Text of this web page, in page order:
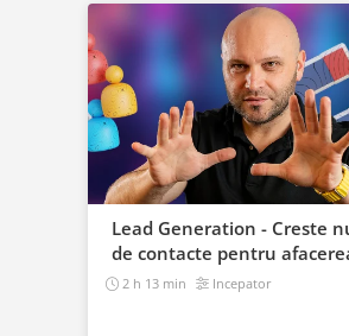
Lead Generation - Creste
de contacte pentru
2 h 13 min Incepator